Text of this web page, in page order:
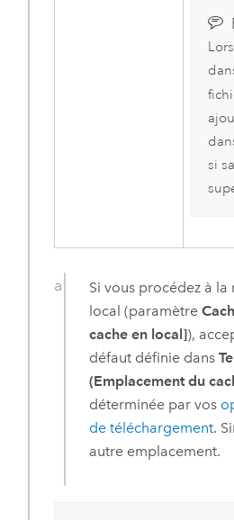
si
Si vous procédez à la
local (paramètre
cache en local]),
défaut définie dans
(Emplacement du
déterminée par vos
de téléchargement.
autre emplacement.